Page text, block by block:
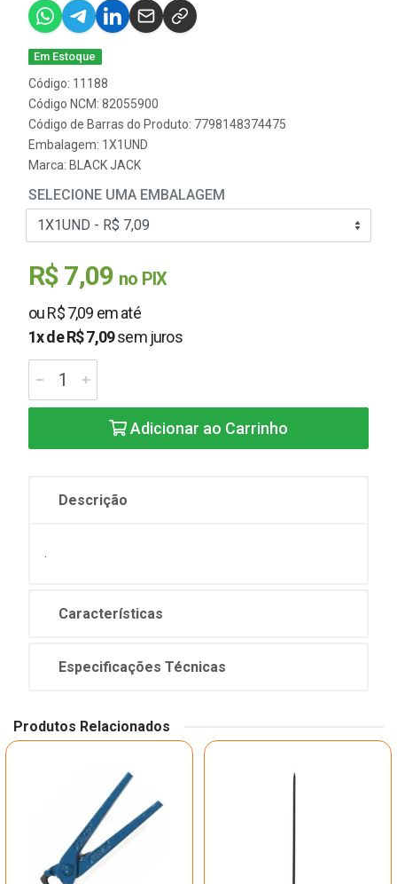
Em Estoque
Código: 11188
Código NCM: 82055900
Código de Barras do Produto: 7798148374475
Embalagem: 1X1UND
Marca: BLACK JACK
SELECIONE UMA EMBALAGEM
R$ 7,09 no PIX
ou R$ 7,09 em até
1x de R$ 7,09sem juros
Adicionar ao Carrinho
Descrição
.
Características
Especificações Técnicas
Produtos Relacionados